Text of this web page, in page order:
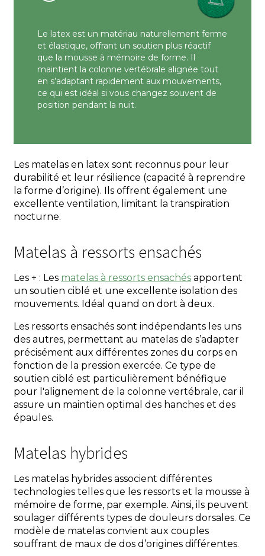
Le latex est un matériau naturellement ferme
et élastique, offrant un soutien plus réactif
que la mousse à mémoire de forme. Il
maintient la colonne vertébrale alignée tout
en s’adaptant rapidement aux mouvements,
ce qui est idéal si vous changez souvent de
position pendant la nuit.
Les matelas en latex sont reconnus pour leur
durabilité et leur résilience (capacité à reprendre
la forme d’origine). Ils offrent également une
excellente ventilation, limitant la transpiration
nocturne.
Matelas à ressorts ensachés
Les + : Les matelas à ressorts ensachés apportent
un soutien ciblé et une excellente isolation des
mouvements. Idéal quand on dort à deux.
Les ressorts ensachés sont indépendants les uns
des autres, permettant au matelas de s’adapter
précisément aux différentes zones du corps en
fonction de la pression exercée. Ce type de
soutien ciblé est particulièrement bénéfique
pour l'alignement de la colonne vertébrale, car il
assure un maintien optimal des hanches et des
épaules.
Matelas hybrides
Les matelas hybrides associent différentes
technologies telles que les ressorts et la mousse à
mémoire de forme, par exemple. Ainsi, ils peuvent
soulager différents types de douleurs dorsales. Ce
modèle de matelas convient aux couples
souffrant de maux de dos d’origines différentes.